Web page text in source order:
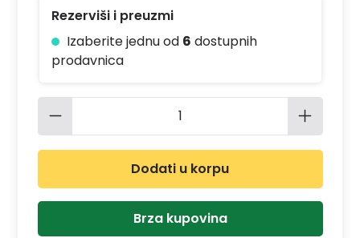
Rezerviši i preuzmi
Izaberite jednu od 6 dostupnih
prodavnica
Količina proizvoda: Unesite
Dodati u korpu
Brza kupovina